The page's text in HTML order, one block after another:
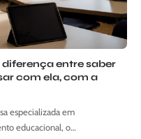
entre saber
com ela, com a
especializada em
educacional, o…